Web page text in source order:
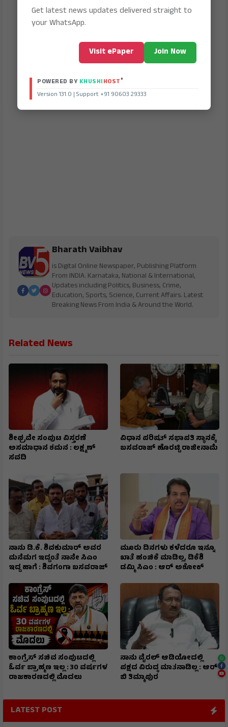
Bharath Vaibhav
is Digital Online Newspaper, Publishing Platform
From INDIA. Karnataka, National & International,
Updates including Politics, Business, Crime,
Education, Sports, Science, Current Affairs. Latest
Breaking News From India & Around the World.
Related News
ಶೀಘ್ರವೇ ಸಂಪುಟ ವಿಸ್ತರಣೆ
ಅಸಮಾಧಾನ ಶಮನ : ಲಕ್ಷ್ಮಣ್
ಸವದಿ
ವಿಧಾನ ಪರಿಷತ್ ಸಭಾಪತಿ ಸ್ಥಾನಕ್ಕೆ
ಬಸವರಾಜ್ ಹೊರಟ್ಟಿ ರಾಜೀನಾಮೆ
ನಾನು ಡಿ.ಕೆ. ಶಿವಕುಮಾರ್ ಅವರ
ಮನೆಮಗ ಇದ್ದಂತೆ ನಾನೇ ಸಿಎಂ
ಇದ್ದ ಹಾಗೆ : ಶಿವಗಂಗಾ ಬಸವರಾಜ್
ಮೂರು ದಿನಗಳು ಕಳೆದರೂ ಇನ್ನೂ
ಖಾತೆ ಹಂಚಿಕೆ ಮಾಡಿಲ್ಲ, ಡಿಕೆಶಿ
ಡಮ್ಮಿ ಸಿಎಂ : ಆರ್ ಅಶೋಕ್
ಕಾಂಗ್ರೆಸ್ ಸಚಿವ ಸಂಪುಟದಲ್ಲಿ
ಓರ್ವ ಬ್ರಾಹ್ಮಣ ಇಲ್ಲ : 30 ವರ್ಷಗಳ
ರಾಜಕಾರಣದಲ್ಲಿ ಮೊದಲು
ನಾನು ವೈರಲ್ ಆಡಿಯೋದಲ್ಲಿ
ಪಕ್ಷದ ವಿರುದ್ಧ ಮಾತನಾಡಿಲ್ಲ : ಆರ್
ಬಿ ತಿಮ್ಮಾಪುರ
LATEST POST
Get latest news updates delivered straight to
your WhatsApp.
Visit ePaper Join Now
POWERED BY KHUSHIHOST®
Version 131.0 | Support +91 90603 29333